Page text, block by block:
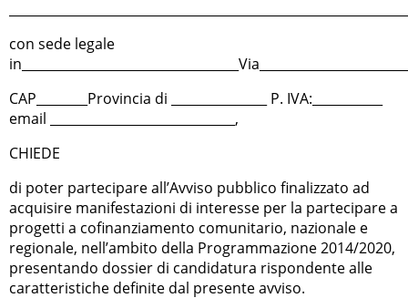
con sede legale
CAP________Provincia di _______________ P. IVA:___________
email _____________________________,
CHIEDE
di poter partecipare all’Avviso pubblico finalizzato ad
acquisire manifestazioni di interesse per la partecipare a
progetti a cofinanziamento comunitario, nazionale e
regionale, nell’ambito della Programmazione 2014/2020,
presentando dossier di candidatura rispondente alle
caratteristiche definite dal presente avviso.